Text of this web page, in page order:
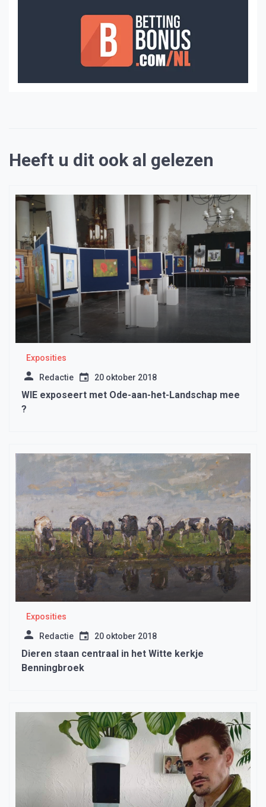
Heeft u dit ook al gelezen
Exposities
Redactie 20 oktober 2018
WIE exposeert met Ode-aan-het-Landschap mee
?
Exposities
Redactie 20 oktober 2018
Dieren staan centraal in het Witte kerkje
Benningbroek